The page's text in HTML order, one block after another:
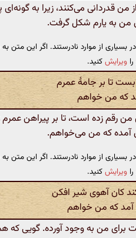
قدردانی می‌کنند، زیرا به
به یارم شکل گرفت.
از موارد نادرستند. اگر این متن به
ویرایشکنید.
تا بر جامهٔ عمرم
که من خواهم
زده است، تا بر پیراهن
آمده که من می‌خواهم.
از موارد نادرستند. اگر این متن به
ویرایشکنید.
کان آهوی شیر افکن
آمد که من خواهم
من به وجود آورده. گویی که